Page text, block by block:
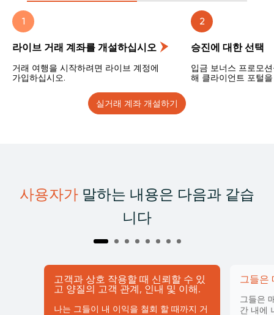
1
라이브 거래 계좌를 개설하십시오
거래 여행을 시작하려면 라이브 계정에
가입하십시오.
2
승진에 ​​대한 선택
입금 보너스 프로모
해 클라이언트 포털
실거래 계좌 개설하기
사용자가 말하는 내용은 다음과 같습
니다
고객과 상호 작용할 때 신뢰할 수 있
고 양질의 고객 관계, 인내 및 이해.
나는 그들이 내 이익을 철회 할 때까지 거
그들은
그들은
간 내에